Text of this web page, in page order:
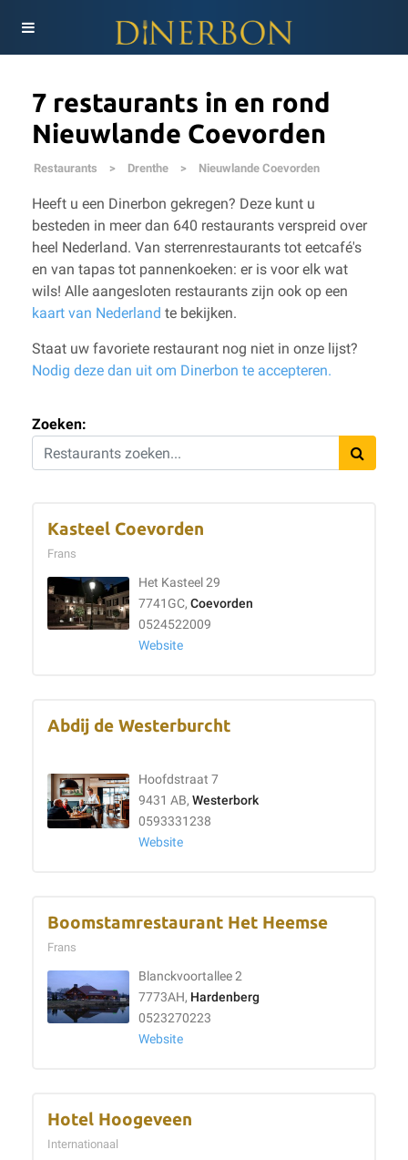
7 restaurants in en rond
Nieuwlande Coevorden
Restaurants > Drenthe > Nieuwlande Coevorden
Heeft u een Dinerbon gekregen? Deze kunt u
besteden in meer dan 640 restaurants verspreid over
heel Nederland. Van sterrenrestaurants tot eetcafé's
en van tapas tot pannenkoeken: er is voor elk wat
wils! Alle aangesloten restaurants zijn ook op een
kaart van Nederland te bekijken.
Staat uw favoriete restaurant nog niet in onze lijst?
Nodig deze dan uit om Dinerbon te accepteren.
Zoeken:
Kasteel Coevorden
Frans
Het Kasteel 29
7741GC, Coevorden
0524522009
Website
Abdij de Westerburcht
Hoofdstraat 7
9431 AB, Westerbork
0593331238
Website
Boomstamrestaurant Het Heemse
Frans
Blanckvoortallee 2
7773AH, Hardenberg
0523270223
Website
Hotel Hoogeveen
Internationaal